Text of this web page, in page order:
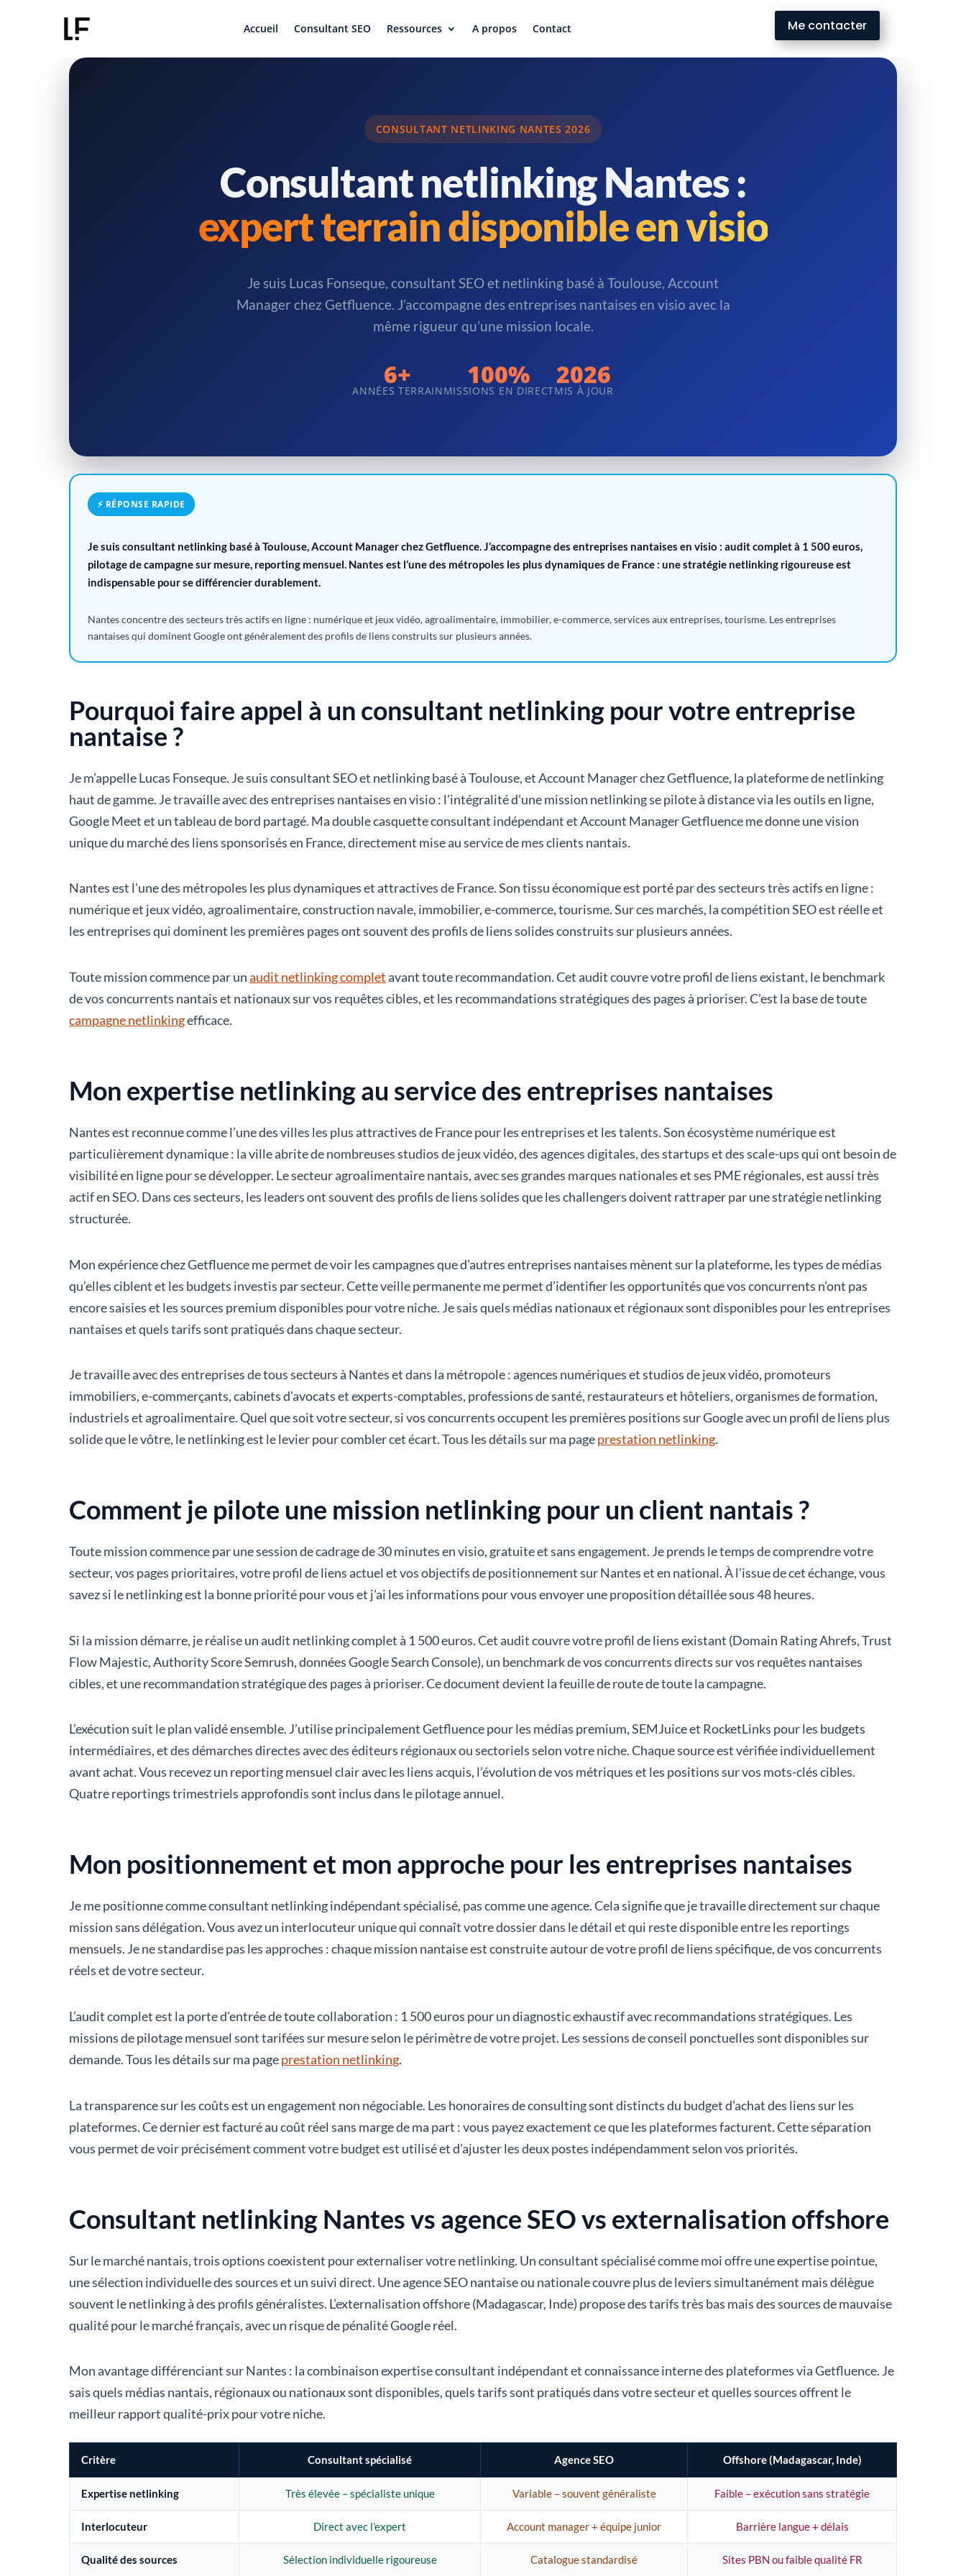
Accueil Consultant SEO Ressources A propos Contact Me contacter
CONSULTANT NETLINKING NANTES 2026
Consultant netlinking Nantes :
expert terrain disponible en visio
Je suis Lucas Fonseque, consultant SEO et netlinking basé à Toulouse, Account
Manager chez Getfluence. J’accompagne des entreprises nantaises en visio avec la
même rigueur qu’une mission locale.
6+
ANNÉES TERRAIN
100%
MISSIONS EN DIRECT
2026
MIS À JOUR
⚡ RÉPONSE RAPIDE
Je suis consultant netlinking basé à Toulouse, Account Manager chez Getfluence. J’accompagne des entreprises nantaises en visio : audit complet à 1 500 euros,
pilotage de campagne sur mesure, reporting mensuel. Nantes est l’une des métropoles les plus dynamiques de France : une stratégie netlinking rigoureuse est
indispensable pour se différencier durablement.
Nantes concentre des secteurs très actifs en ligne : numérique et jeux vidéo, agroalimentaire, immobilier, e-commerce, services aux entreprises, tourisme. Les entreprises
nantaises qui dominent Google ont généralement des profils de liens construits sur plusieurs années.
Pourquoi faire appel à un consultant netlinking pour votre entreprise
nantaise ?
Je m’appelle Lucas Fonseque. Je suis consultant SEO et netlinking basé à Toulouse, et Account Manager chez Getfluence, la plateforme de netlinking
haut de gamme. Je travaille avec des entreprises nantaises en visio : l’intégralité d’une mission netlinking se pilote à distance via les outils en ligne,
Google Meet et un tableau de bord partagé. Ma double casquette consultant indépendant et Account Manager Getfluence me donne une vision
unique du marché des liens sponsorisés en France, directement mise au service de mes clients nantais.
Nantes est l’une des métropoles les plus dynamiques et attractives de France. Son tissu économique est porté par des secteurs très actifs en ligne :
numérique et jeux vidéo, agroalimentaire, construction navale, immobilier, e-commerce, tourisme. Sur ces marchés, la compétition SEO est réelle et
les entreprises qui dominent les premières pages ont souvent des profils de liens solides construits sur plusieurs années.
Toute mission commence par unaudit netlinking completavant toute recommandation. Cet audit couvre votre profil de liens existant, le benchmark
de vos concurrents nantais et nationaux sur vos requêtes cibles, et les recommandations stratégiques des pages à prioriser. C’est la base de toute
campagne netlinkingefficace.
Mon expertise netlinking au service des entreprises nantaises
Nantes est reconnue comme l’une des villes les plus attractives de France pour les entreprises et les talents. Son écosystème numérique est
particulièrement dynamique : la ville abrite de nombreuses studios de jeux vidéo, des agences digitales, des startups et des scale-ups qui ont besoin de
visibilité en ligne pour se développer. Le secteur agroalimentaire nantais, avec ses grandes marques nationales et ses PME régionales, est aussi très
actif en SEO. Dans ces secteurs, les leaders ont souvent des profils de liens solides que les challengers doivent rattraper par une stratégie netlinking
structurée.
Mon expérience chez Getfluence me permet de voir les campagnes que d’autres entreprises nantaises mènent sur la plateforme, les types de médias
qu’elles ciblent et les budgets investis par secteur. Cette veille permanente me permet d’identifier les opportunités que vos concurrents n’ont pas
encore saisies et les sources premium disponibles pour votre niche. Je sais quels médias nationaux et régionaux sont disponibles pour les entreprises
nantaises et quels tarifs sont pratiqués dans chaque secteur.
Je travaille avec des entreprises de tous secteurs à Nantes et dans la métropole : agences numériques et studios de jeux vidéo, promoteurs
immobiliers, e-commerçants, cabinets d’avocats et experts-comptables, professions de santé, restaurateurs et hôteliers, organismes de formation,
industriels et agroalimentaire. Quel que soit votre secteur, si vos concurrents occupent les premières positions sur Google avec un profil de liens plus
solide que le vôtre, le netlinking est le levier pour combler cet écart. Tous les détails sur ma pageprestation netlinking.
Comment je pilote une mission netlinking pour un client nantais ?
Toute mission commence par une session de cadrage de 30 minutes en visio, gratuite et sans engagement. Je prends le temps de comprendre votre
secteur, vos pages prioritaires, votre profil de liens actuel et vos objectifs de positionnement sur Nantes et en national. À l’issue de cet échange, vous
savez si le netlinking est la bonne priorité pour vous et j’ai les informations pour vous envoyer une proposition détaillée sous 48 heures.
Si la mission démarre, je réalise un audit netlinking complet à 1 500 euros. Cet audit couvre votre profil de liens existant (Domain Rating Ahrefs, Trust
Flow Majestic, Authority Score Semrush, données Google Search Console), un benchmark de vos concurrents directs sur vos requêtes nantaises
cibles, et une recommandation stratégique des pages à prioriser. Ce document devient la feuille de route de toute la campagne.
L’exécution suit le plan validé ensemble. J’utilise principalement Getfluence pour les médias premium, SEMJuice et RocketLinks pour les budgets
intermédiaires, et des démarches directes avec des éditeurs régionaux ou sectoriels selon votre niche. Chaque source est vérifiée individuellement
avant achat. Vous recevez un reporting mensuel clair avec les liens acquis, l’évolution de vos métriques et les positions sur vos mots-clés cibles.
Quatre reportings trimestriels approfondis sont inclus dans le pilotage annuel.
Mon positionnement et mon approche pour les entreprises nantaises
Je me positionne comme consultant netlinking indépendant spécialisé, pas comme une agence. Cela signifie que je travaille directement sur chaque
mission sans délégation. Vous avez un interlocuteur unique qui connaît votre dossier dans le détail et qui reste disponible entre les reportings
mensuels. Je ne standardise pas les approches : chaque mission nantaise est construite autour de votre profil de liens spécifique, de vos concurrents
réels et de votre secteur.
L’audit complet est la porte d’entrée de toute collaboration : 1 500 euros pour un diagnostic exhaustif avec recommandations stratégiques. Les
missions de pilotage mensuel sont tarifées sur mesure selon le périmètre de votre projet. Les sessions de conseil ponctuelles sont disponibles sur
demande. Tous les détails sur ma pageprestation netlinking.
La transparence sur les coûts est un engagement non négociable. Les honoraires de consulting sont distincts du budget d’achat des liens sur les
plateformes. Ce dernier est facturé au coût réel sans marge de ma part : vous payez exactement ce que les plateformes facturent. Cette séparation
vous permet de voir précisément comment votre budget est utilisé et d’ajuster les deux postes indépendamment selon vos priorités.
Consultant netlinking Nantes vs agence SEO vs externalisation offshore
Sur le marché nantais, trois options coexistent pour externaliser votre netlinking. Un consultant spécialisé comme moi offre une expertise pointue,
une sélection individuelle des sources et un suivi direct. Une agence SEO nantaise ou nationale couvre plus de leviers simultanément mais délègue
souvent le netlinking à des profils généralistes. L’externalisation offshore (Madagascar, Inde) propose des tarifs très bas mais des sources de mauvaise
qualité pour le marché français, avec un risque de pénalité Google réel.
Mon avantage différenciant sur Nantes : la combinaison expertise consultant indépendant et connaissance interne des plateformes via Getfluence. Je
sais quels médias nantais, régionaux ou nationaux sont disponibles, quels tarifs sont pratiqués dans votre secteur et quelles sources offrent le
meilleur rapport qualité-prix pour votre niche.
Critère Consultant spécialisé Agence SEO Offshore (Madagascar, Inde)
Expertise netlinking Très élevée – spécialiste unique Variable – souvent généraliste Faible – exécution sans stratégie
Interlocuteur Direct avec l’expert Account manager + équipe junior Barrière langue + délais
Qualité des sources Sélection individuelle rigoureuse Catalogue standardisé Sites PBN ou faible qualité FR